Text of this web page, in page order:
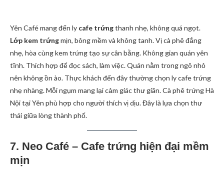
Yên Café mang đến ly cafe trứngthanh nhẹ, không quá ngọt.
Lớp kem trứngmịn, bông mềm và không tanh. Vị cà phê đắng
nhẹ, hòa cùng kem trứng tạo sự cân bằng. Không gian quán yên
tĩnh. Thích hợp để đọc sách, làm việc. Quán nằm trong ngõ nhỏ
nên không ồn ào. Thực khách đến đây thường chọn ly cafe trứng
nhẹ nhàng. Mỗi ngụm mang lại cảm giác thư giãn. Cà phê trứng Hà
Nội tại Yên phù hợp cho người thích vị dịu. Đây là lựa chọn thư
thái giữa lòng thành phố.
7. Neo Café – Cafe trứng hiện đại mềm
mịn